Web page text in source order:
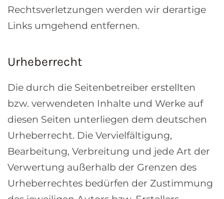
Rechtsverletzungen werden wir derartige
Links umgehend entfernen.
Urheberrecht
Die durch die Seitenbetreiber erstellten
bzw. verwendeten Inhalte und Werke auf
diesen Seiten unterliegen dem deutschen
Urheberrecht. Die Vervielfältigung,
Bearbeitung, Verbreitung und jede Art der
Verwertung außerhalb der Grenzen des
Urheberrechtes bedürfen der Zustimmung